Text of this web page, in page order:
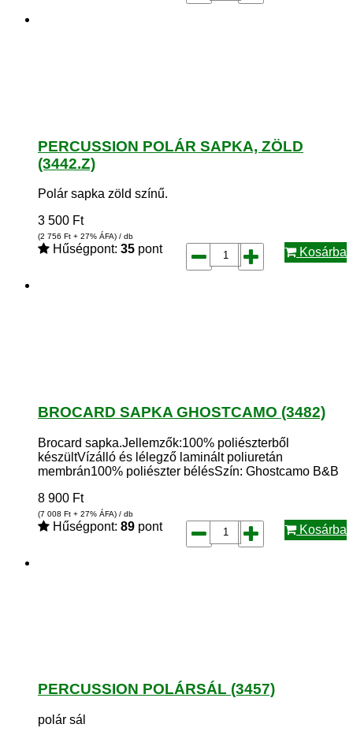
PERCUSSION POLÁR SAPKA, ZÖLD
(3442.Z)
Polár sapka zöld színű.
3 500 Ft
(2 756 Ft + 27% ÁFA) / db
Hűségpont: 35 pont Kosárba
BROCARD SAPKA GHOSTCAMO (3482)
Brocard sapka.Jellemzők:100% poliészterből
készültVízálló és lélegző laminált poliuretán
membrán100% poliészter bélésSzín: Ghostcamo B&B
8 900 Ft
(7 008 Ft + 27% ÁFA) / db
Hűségpont: 89 pont Kosárba
PERCUSSION POLÁRSÁL (3457)
polár sál